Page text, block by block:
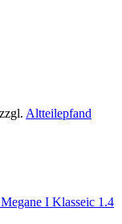
zzgl. Altteilepfand